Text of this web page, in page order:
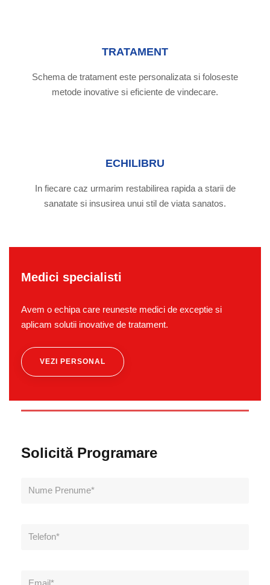
TRATAMENT
Schema de tratament este personalizata si foloseste
metode inovative si eficiente de vindecare.
ECHILIBRU
In fiecare caz urmarim restabilirea rapida a starii de
sanatate si insusirea unui stil de viata sanatos.
Medici specialisti
Avem o echipa care reuneste medici de exceptie si
aplicam solutii inovative de tratament.
VEZI PERSONAL
Solicită Programare